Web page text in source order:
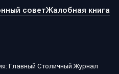
советЖалобная книга
Главный Столичный Журнал